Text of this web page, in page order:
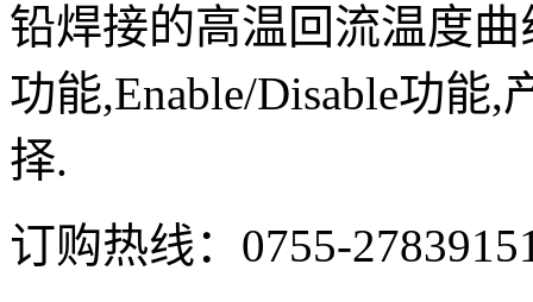
铅焊接的高温回流温度
功能,Enable/Disable功能
择.
订购热线： 0755-